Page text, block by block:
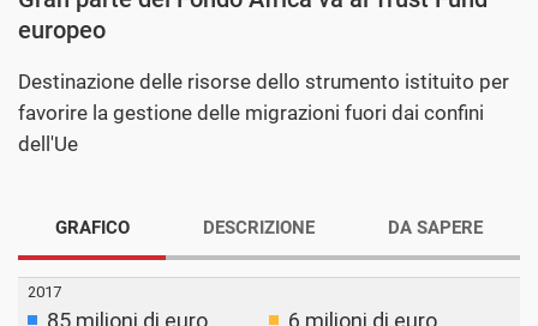
europeo
Destinazione delle risorse dello strumento istituito per
favorire la gestione delle migrazioni fuori dai confini
dell'Ue
GRAFICO DESCRIZIONE DA SAPERE